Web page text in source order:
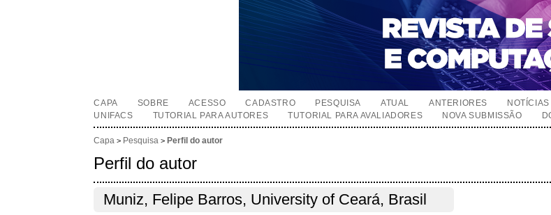
CAPA SOBRE ACESSO CADASTRO PESQUISA ATUAL ANTERIORES NOTÍCIAS
UNIFACS
TUTORIAL PARA AUTORES TUTORIAL PARA AVALIADORES NOVA SUBMISSÃO
Capa > Pesquisa > Perfil do autor
Perfil do autor
Muniz, Felipe Barros, University of Ceará, Brasil